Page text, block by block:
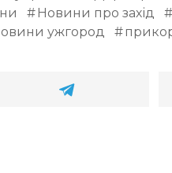
Новини про захід
ужгород